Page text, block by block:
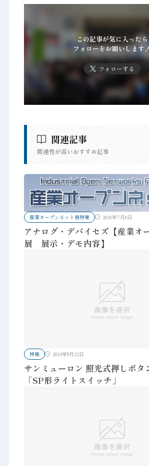
この記事が気に入ったら
フォローをお願いします
フォローする
関連記事
関連性が高いおすすめ記事
産業オープンネット展特集 2026年7月6日
アナログ・デバイセズ【産業オ
展 展示・デモ内容】
特集 2019年5月22日
サンミューロン 照光式押しボタ
「SP形ライトスイッチ」